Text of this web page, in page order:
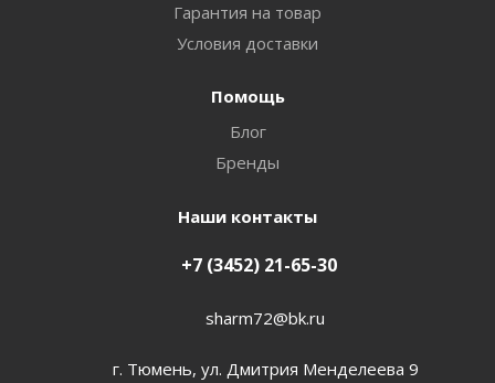
Гарантия на товар
Условия доставки
Помощь
Блог
Бренды
Наши контакты
+7 (3452) 21-65-30
sharm72@bk.ru
г. Тюмень, ул. Дмитрия Менделеева 9